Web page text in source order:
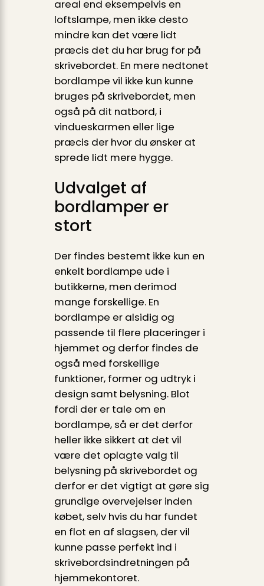
areal end eksempelvis en
loftslampe, men ikke desto
mindre kan det være lidt
præcis det du har brug for på
skrivebordet. En mere nedtonet
bordlampe vil ikke kun kunne
bruges på skrivebordet, men
også på dit natbord, i
vindueskarmen eller lige
præcis der hvor du ønsker at
sprede lidt mere hygge.
Udvalget af
bordlamper er
stort
Der findes bestemt ikke kun en
enkelt bordlampe ude i
butikkerne, men derimod
mange forskellige. En
bordlampe er alsidig og
passende til flere placeringer i
hjemmet og derfor findes de
også med forskellige
funktioner, former og udtryk i
design samt belysning. Blot
fordi der er tale om en
bordlampe, så er det derfor
heller ikke sikkert at det vil
være det oplagte valg til
belysning på skrivebordet og
derfor er det vigtigt at gøre sig
grundige overvejelser inden
købet, selv hvis du har fundet
en flot en af slagsen, der vil
kunne passe perfekt ind i
skrivebordsindretningen på
hjemmekontoret.